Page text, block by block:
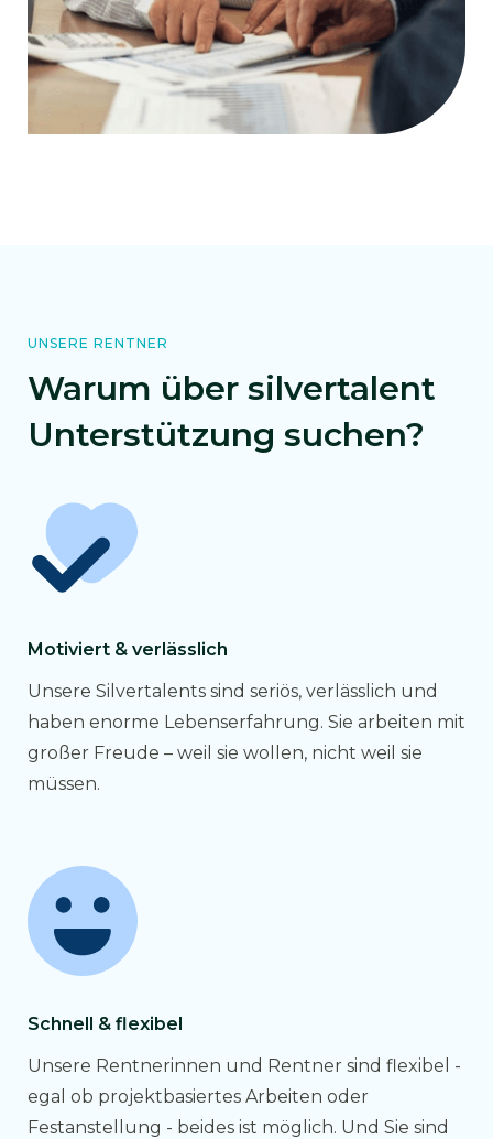
UNSERE RENTNER
Warum über silvertalent
Unterstützung suchen?
Motiviert & verlässlich
Unsere Silvertalents sind seriös, verlässlich und
haben enorme Lebenserfahrung. Sie arbeiten mit
großer Freude – weil sie wollen, nicht weil sie
müssen.
Schnell & flexibel
Unsere Rentnerinnen und Rentner sind flexibel -
egal ob projektbasiertes Arbeiten oder
Festanstellung - beides ist möglich. Und Sie sind